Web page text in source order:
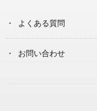
よくある質問
お問い合わせ